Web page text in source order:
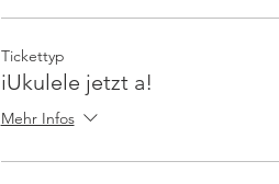
Tickettyp
iUkulele jetzt a!
Mehr Infos